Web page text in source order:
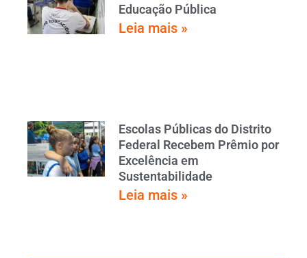
Educação Pública
Leia mais »
Escolas Públicas do Distrito
Federal Recebem Prêmio por
Excelência em
Sustentabilidade
Leia mais »